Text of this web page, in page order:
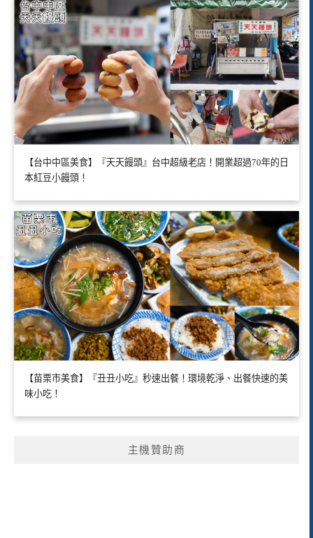
【台中中區美食】『天天饅頭』台中超級老店！開業超過70年的日
本紅豆小饅頭！
【苗栗市美食】『丑丑小吃』秒速出餐！環境乾淨、出餐快速的美
味小吃！
主機贊助商